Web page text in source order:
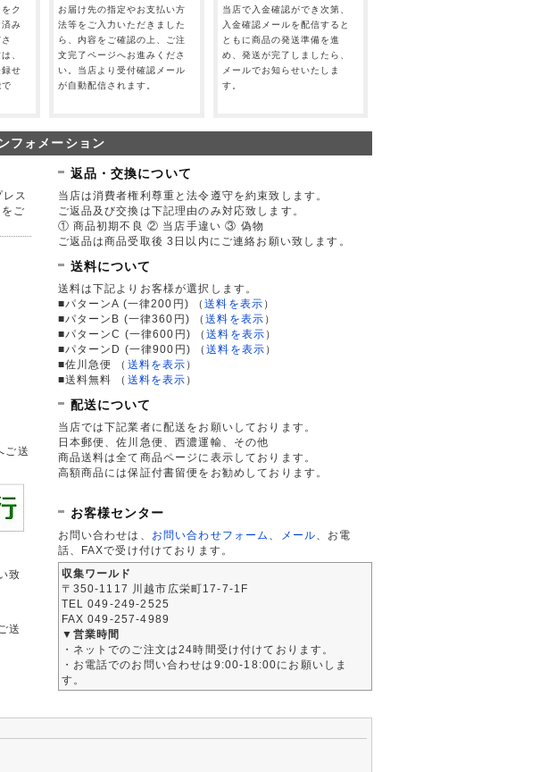
ク
み
、
せ
お届け先の指定やお支払い方
法等をご入力いただきました
ら、内容をご確認の上、ご注
文完了ページへお進みくださ
い。当店より受付確認メール
が自動配信されます。
当店で入金確認ができ次第、
入金確認メールを配信すると
ともに商品の発送準備を進
め、発送が完了しましたら、
メールでお知らせいたしま
す。
フォメーション
ス
ご
ご送
致
送
返品・交換について
当店は消費者権利尊重と法令遵守を約束致します。
ご返品及び交換は下記理由のみ対応致します。
① 商品初期不良 ② 当店手違い ③ 偽物
ご返品は商品受取後 3日以内にご連絡お願い致します。
送料について
送料は下記よりお客様が選択します。
■パターンA (一律200円)
（送料を表示 ）
■パターンB (一律360円)
（送料を表示 ）
■パターンC (一律600円)
（送料を表示 ）
■パターンD (一律900円)
（送料を表示 ）
■佐川急便
（ 送料を表示 ）
■送料無料
（ 送料を表示 ）
配送について
当店では下記業者に配送をお願いしております。
日本郵便、佐川急便、西濃運輸、その他
商品送料は全て商品ページに表示しております。
高額商品には保証付書留便をお勧めしております。
お客様センター
お問い合わせは、 お問い合わせフォーム メール 、お電
話、FAXで受け付けております。
収集ワールド
〒350-1117 川越市広栄町17-7-1F
TEL 049-249-2525
FAX 049-257-4989
▼営業時間
・ネットでのご注文は24時間受け付けております。
・お電話でのお問い合わせは9:00-18:00にお願いしま
す。